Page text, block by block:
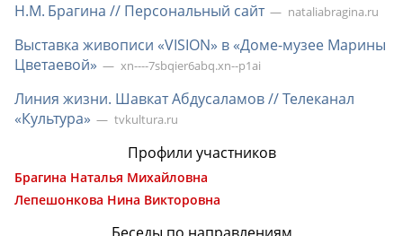
Н.М. Брагина // Персональный сайт
nataliabragina.ru
Выставка живописи «VISION» в «Доме-музее Марины
Цветаевой»
xn----7sbqier6abq.xn--p1ai
Линия жизни. Шавкат Абдусаламов // Телеканал
«Культура»
tvkultura.ru
Профили участников
Брагина Наталья Михайловна
Лепешонкова Нина Викторовна